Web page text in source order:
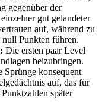
gegenüber der
gut gelandeter
auf, während zu
Punkten führen.
Die ersten paar Level
beizubringen.
Sprünge konsequent
auf, das für
später